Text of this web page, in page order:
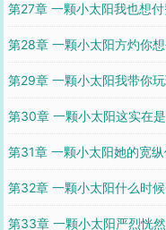
第27章 一颗小太阳我也想
第28章 一颗小太阳方灼你
第29章 一颗小太阳我带你
第30章 一颗小太阳这实在
第31章 一颗小太阳她的宽
第32章 一颗小太阳什么时
第33章 一颗小太阳严烈恍